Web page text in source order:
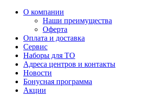
О компании
Наши преимущества
Оферта
Оплата и доставка
Сервис
Наборы для ТО
Адреса центров и контакты
Новости
Бонусная программа
Акции